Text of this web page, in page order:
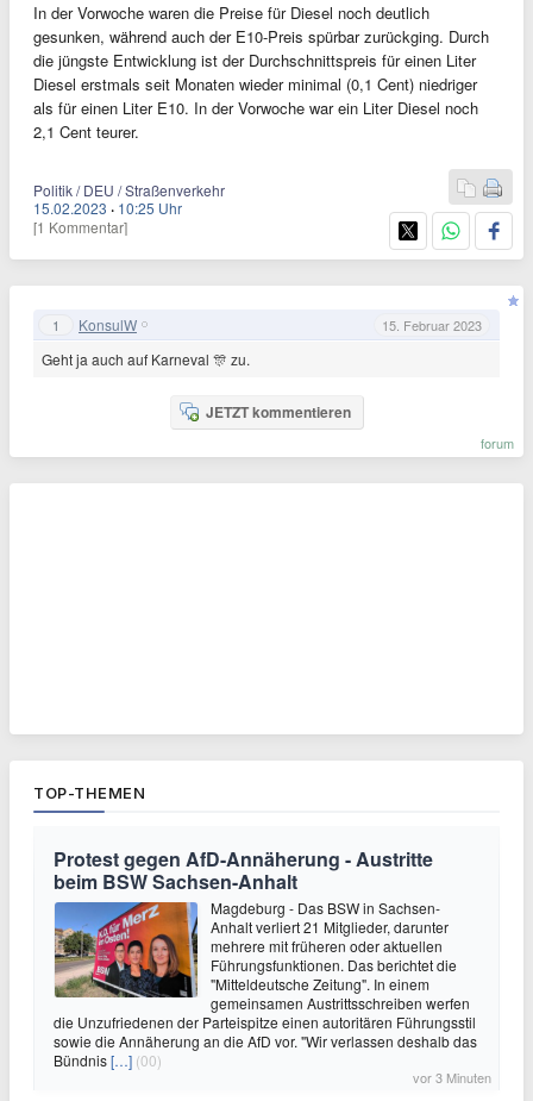
In der Vorwoche waren die Preise für Diesel noch deutlich
gesunken, während auch der E10-Preis spürbar zurückging. Durch
die jüngste Entwicklung ist der Durchschnittspreis für einen Liter
Diesel erstmals seit Monaten wieder minimal (0,1 Cent) niedriger
als für einen Liter E10. In der Vorwoche war ein Liter Diesel noch
2,1 Cent teurer.
Politik / DEU / Straßenverkehr
15.02.2023 · 10:25 Uhr
[1 Kommentar]
1 KonsulW 15. Februar 2023
Geht ja auch auf Karneval 🎊 zu.
JETZT kommentieren
forum
TOP-THEMEN
Protest gegen AfD-Annäherung - Austritte
beim BSW Sachsen-Anhalt
Magdeburg - Das BSW in Sachsen-
Anhalt verliert 21 Mitglieder, darunter
mehrere mit früheren oder aktuellen
Führungsfunktionen. Das berichtet die
"Mitteldeutsche Zeitung". In einem
gemeinsamen Austrittsschreiben werfen
die Unzufriedenen der Parteispitze einen autoritären Führungsstil
sowie die Annäherung an die AfD vor. "Wir verlassen deshalb das
Bündnis[…] (00)
vor 3 Minuten